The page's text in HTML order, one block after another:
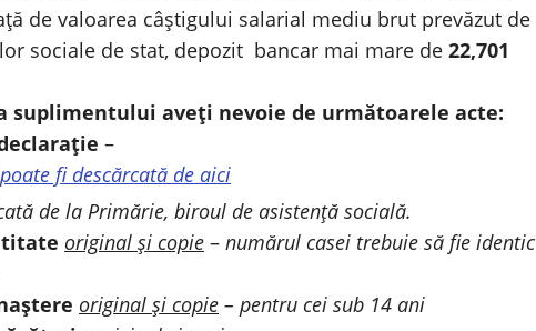
de valoarea câștigului salarial mediu brut prevăzut de
sociale de stat, depozit bancar mai mare de 22,701
suplimentului aveți nevoie de următoarele acte:
–
fi descărcată de aici
de la Primărie, biroul de asistență socială.
original și copie – numărul casei trebuie să fie identic
original și copie – pentru cei sub 14 ani